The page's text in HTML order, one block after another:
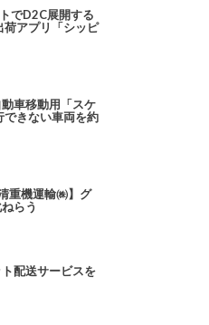
でD2C展開する
荷アプリ「シッピ
車移動用「スケ
できない車両を約
重機運輸㈱】グ
らう
配送サービスを